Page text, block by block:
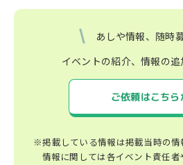
あしや情報、随時
イベントの紹介、情報の追
ご依頼はこちら
※掲載している情報は掲載当時の情
情報に関しては各イベント責任